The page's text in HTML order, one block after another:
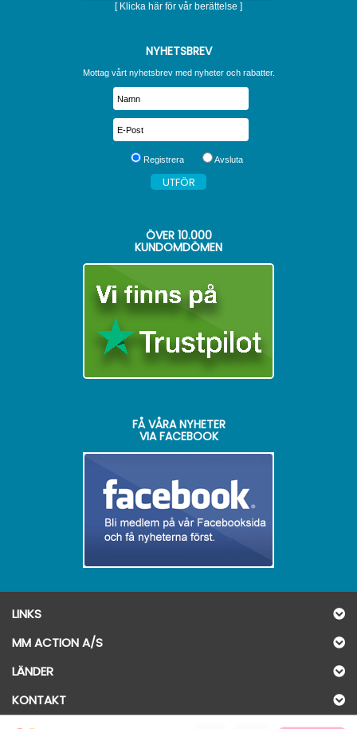
[ Klicka här för vår berättelse ]
NYHETSBREV
Mottag vårt nyhetsbrev med nyheter och rabatter.
Registrera Avsluta
ÖVER 10.000
KUNDOMDÖMEN
FÅ VÅRA NYHETER
VIA FACEBOOK
LINKS
MM ACTION A/S
LÄNDER
KONTAKT